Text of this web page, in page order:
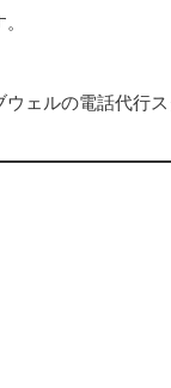
ェルの電話代行